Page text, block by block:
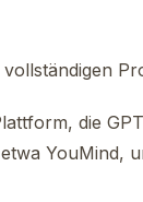
vollständigen
die
YouMind,